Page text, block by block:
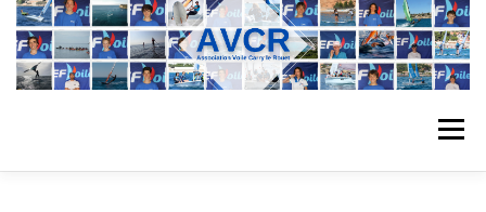
Aller
contenu
Menu